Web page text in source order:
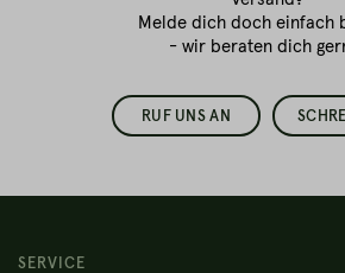
Melde dich doch einfach
- wir beraten dich
RUF UNS AN
SERVICE